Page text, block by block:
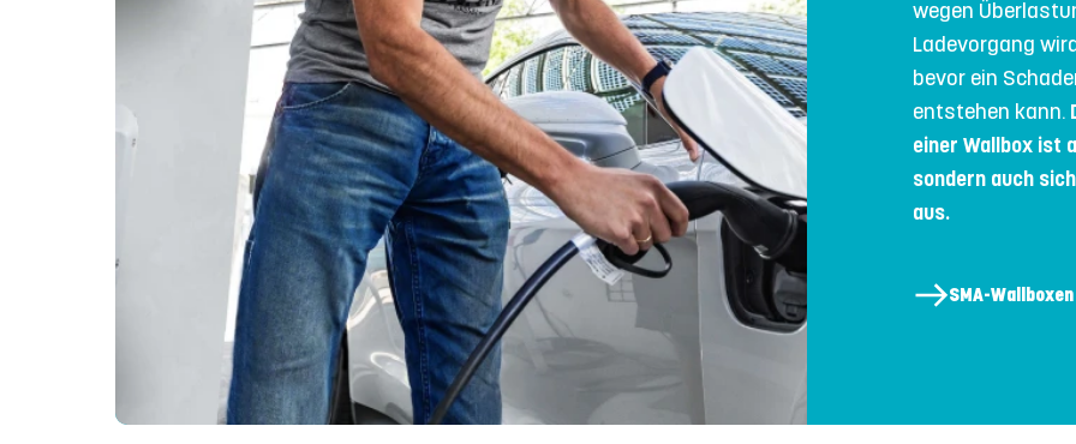
wegen
Ladevorgang
bevor ein
entstehen kann.
einer Wallbox ist
sondern auch
aus.
SMA-